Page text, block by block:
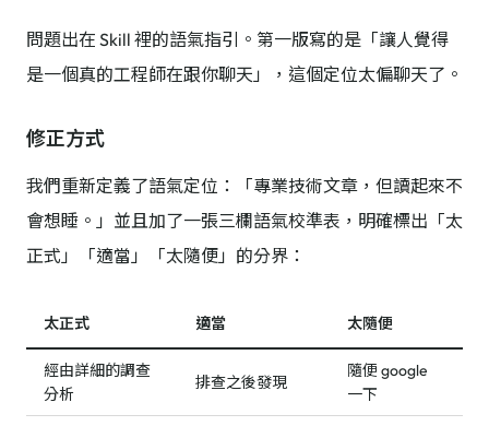
問題出在 Skill 裡的語氣指引。第一版寫的是「讓人覺得
是一個真的工程師在跟你聊天」，這個定位太偏聊天了。
修正方式
我們重新定義了語氣定位：「專業技術文章，但讀起來不
會想睡。」並且加了一張三欄語氣校準表，明確標出「太
正式」「適當」「太隨便」的分界：
太正式 適當 太隨便
經由詳細的調查
分析
排查之後發現
隨便 google
一下